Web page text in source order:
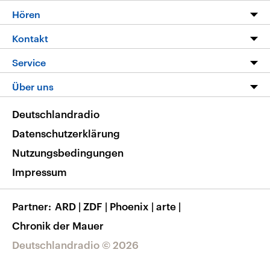
Programm
Die Nachrichten
Nachrichtenleicht
Neue Beiträge auf dlf.de
Hören
Livestream
Podcasts
Deutschlandfunk App
Nachrichten App
Frequenzen
Kontakt
Hörerservice
Service
FAQ
Veranstaltungen
Musikliste
RSS
Über uns
Barrierefreiheit
Deutschlandradio © 2026
Deutschlandradio
Datenschutzerklärung
Nutzungsbedingungen
Impressum
Partner ARD | ZDF | Phoenix | arte |
Chronik der Mauer